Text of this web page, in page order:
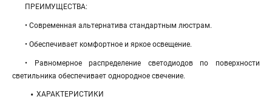
ПРЕИМУЩЕСТВА:
• Современная альтернатива стандартным люстрам.
• Обеспечивает комфортное и яркое освещение.
• Равномерное распределение светодиодов по поверхности
светильника обеспечивает однородное свечение.
ХАРАКТЕРИСТИКИ